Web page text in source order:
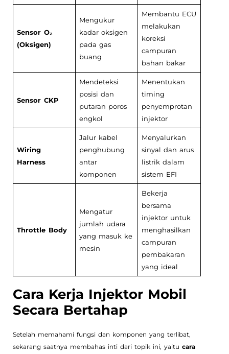
Sensor O₂
(Oksigen)
Mengukur
kadar oksigen
pada gas
buang
Membantu ECU
melakukan
koreksi
campuran
bahan bakar
Sensor CKP
Mendeteksi
posisi dan
putaran poros
engkol
Menentukan
timing
penyemprotan
injektor
Wiring
Harness
Jalur kabel
penghubung
antar
komponen
Menyalurkan
sinyal dan arus
listrik dalam
sistem EFI
Throttle Body
Mengatur
jumlah udara
yang masuk ke
mesin
Bekerja
bersama
injektor untuk
menghasilkan
campuran
pembakaran
yang ideal
Cara Kerja Injektor Mobil
Secara Bertahap
Setelah memahami fungsi dan komponen yang terlibat,
sekarang saatnya membahas inti dari topik ini, yaitu cara